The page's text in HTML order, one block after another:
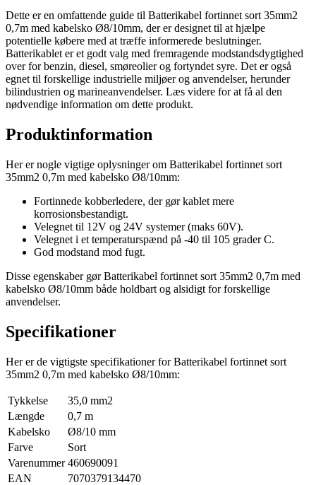
Dette er en omfattende guide til Batterikabel fortinnet sort 35mm2
0,7m med kabelsko Ø8/10mm, der er designet til at hjælpe
potentielle købere med at træffe informerede beslutninger.
Batterikablet er et godt valg med fremragende modstandsdygtighed
over for benzin, diesel, smøreolier og fortyndet syre. Det er også
egnet til forskellige industrielle miljøer og anvendelser, herunder
bilindustrien og marineanvendelser. Læs videre for at få al den
nødvendige information om dette produkt.
Produktinformation
Her er nogle vigtige oplysninger om Batterikabel fortinnet sort
35mm2 0,7m med kabelsko Ø8/10mm:
Fortinnede kobberledere, der gør kablet mere
korrosionsbestandigt.
Velegnet til 12V og 24V systemer (maks 60V).
Velegnet i et temperaturspænd på -40 til 105 grader C.
God modstand mod fugt.
Disse egenskaber gør Batterikabel fortinnet sort 35mm2 0,7m med
kabelsko Ø8/10mm både holdbart og alsidigt for forskellige
anvendelser.
Specifikationer
Her er de vigtigste specifikationer for Batterikabel fortinnet sort
35mm2 0,7m med kabelsko Ø8/10mm:
Tykkelse
35,0 mm2
Længde
0,7 m
Kabelsko
Ø8/10 mm
Farve
Sort
Varenummer 460690091
EAN
7070379134470